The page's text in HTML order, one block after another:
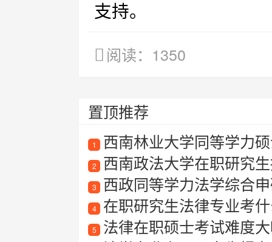
支持。
阅读：1350
置顶推荐
1 西南林业大学同等学力
2 西南政法大学在职研究
3 西政同等学力法学综合
4 在职研究生法律专业考
5 法律在职硕士考试难度